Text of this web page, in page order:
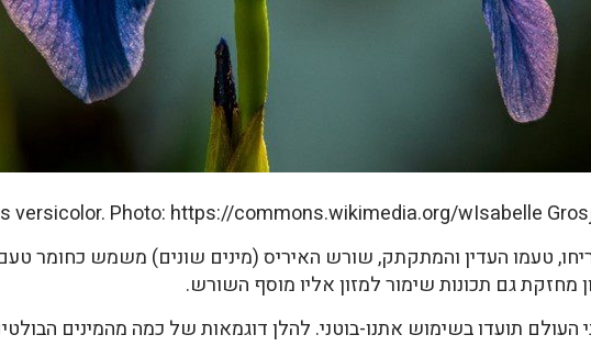
versicolor. Photo: https://commons.wikimedia.org/wIsabelle
טעמו העדין והמתקתק, שורש האיריס (מינים שונים) משמש כחומר
מחזקת גם תכונות שימור למזון אליו מוסף השורש.